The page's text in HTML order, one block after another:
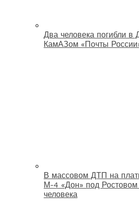
Два человека погибли в
КамАЗом «Почты
В массовом ДТП на
М-4 «Дон» под Ростовом
человека